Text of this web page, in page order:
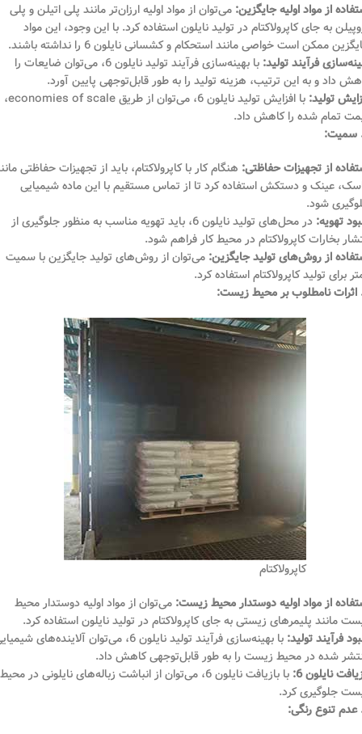
از مواد اولیه جایگزین: می‌توان از مواد اولیه ارزان‌تر مانند پلی اتیلن و پلی
به جای کاپرولاکتام در تولید نایلون استفاده کرد. با این وجود، این مواد
ممکن است خواصی مانند استحکام و کشسانی نایلون 6 را نداشته باشند.
فرآیند تولید:
با بهینه‌سازی فرآیند تولید نایلون 6، می‌توان ضایعات را
داد و به این ترتیب، هزینه تولید را به طور قابل‌توجهی پایین آورد.
تولید:
با افزایش تولید نایلون 6، می‌توان از طریق economies of scale،
تمام شده را کاهش داد.
از تجهیزات حفاظتی: هنگام کار با کاپرولاکتام، باید از تجهیزات حفاظتی
عینک و دستکش استفاده کرد تا از تماس مستقیم با این ماده شیمیایی
شود.
تهویه:
در محل‌های تولید نایلون 6، باید تهویه مناسب به منظور جلوگیری از
بخارات کاپرولاکتام در محیط کار فراهم شود.
از روش‌های تولید جایگزین: می‌توان از روش‌های تولید جایگزین با سمیت
برای تولید کاپرولاکتام استفاده کرد.
کاپرولاکتام
از مواد اولیه دوستدار محیط زیست: می‌توان از مواد اولیه دوستدار محیط
مانند پلیمرهای زیستی به جای کاپرولاکتام در تولید نایلون استفاده کرد.
فرآیند تولید:
با بهینه‌سازی فرآیند تولید نایلون 6، می‌توان آلاینده‌های
شده در محیط زیست را به طور قابل‌توجهی کاهش داد.
نایلون 6:
با بازیافت نایلون 6، می‌توان از انباشت زباله‌های نایلونی در محیط
جلوگیری کرد.